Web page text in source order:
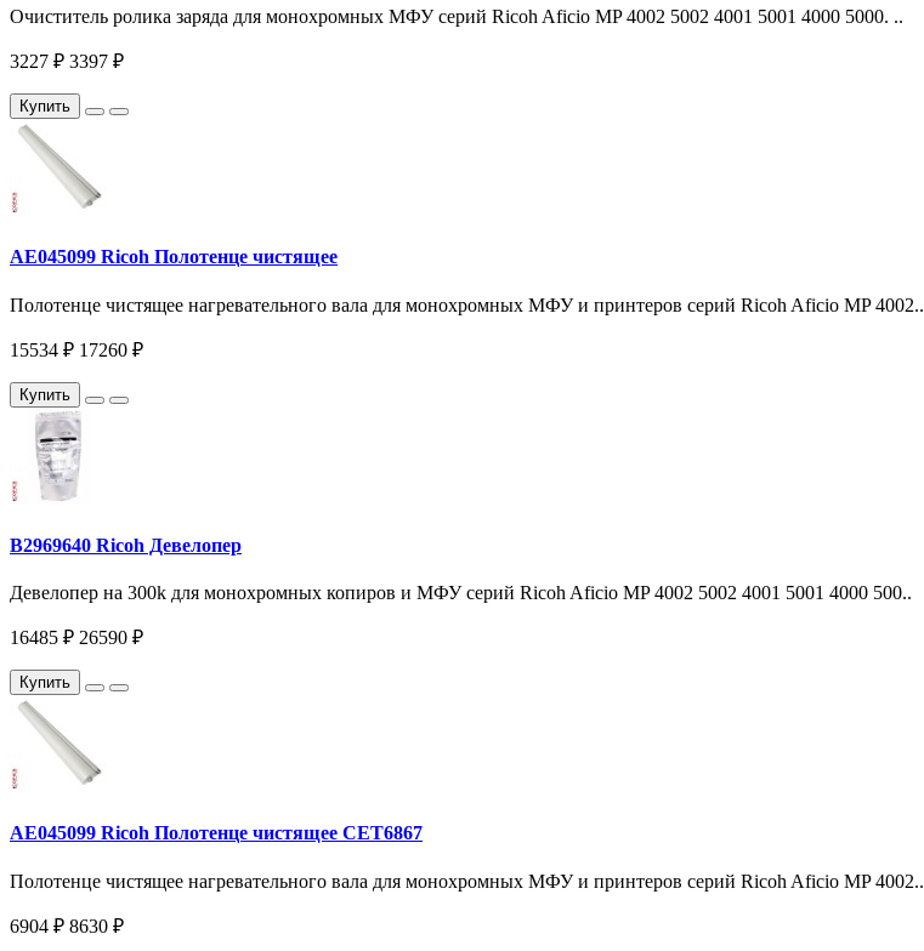
Очиститель ролика заряда для монохромных МФУ серий Ricoh Aficio MP 4002 5002 4001 5001 4000 5000. ..
3227 ₽ 3397 ₽
Купить
AE045099 Ricoh Полотенце чистящее
Полотенце чистящее нагревательного вала для монохромных МФУ и принтеров серий Ricoh Aficio MP 4002..
15534 ₽ 17260 ₽
Купить
B2969640 Ricoh Девелопер
Девелопер на 300k для монохромных копиров и МФУ серий Ricoh Aficio MP 4002 5002 4001 5001 4000 500..
16485 ₽ 26590 ₽
Купить
AE045099 Ricoh Полотенце чистящее CET6867
Полотенце чистящее нагревательного вала для монохромных МФУ и принтеров серий Ricoh Aficio MP 4002..
6904 ₽ 8630 ₽